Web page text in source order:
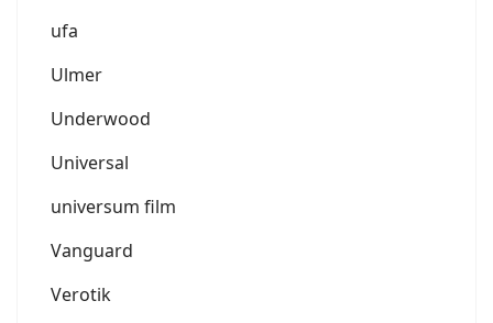
ufa
Ulmer
Underwood
Universal
universum film
Vanguard
Verotik